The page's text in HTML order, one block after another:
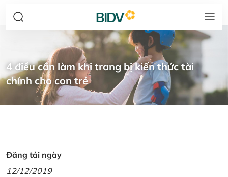
4 điều cần làm khi trang bị kiến thức tài
chính cho con trẻ
Đăng tải ngày
12/12/2019